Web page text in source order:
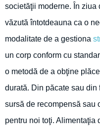
societăţii moderne. În ziua
văzută întotdeauna ca o
modalitate de a gestiona
un corp conform cu
o metodă de a obţine
durată. Din păcate sau
sursă de recompensă sau
pentru noi toţi. Alimentaţia